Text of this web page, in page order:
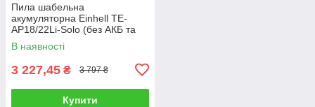
Пила шабельна
акумуляторна Einhell TE-
AP18/22Li-Solo (без АКБ та
зарядного пристрою)
В наявності
3 227,45 ₴ 3 797 ₴
Купити